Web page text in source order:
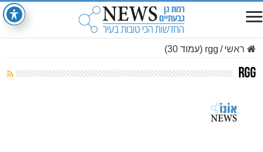
ראשי / rgg (עמוד 30)
rgg